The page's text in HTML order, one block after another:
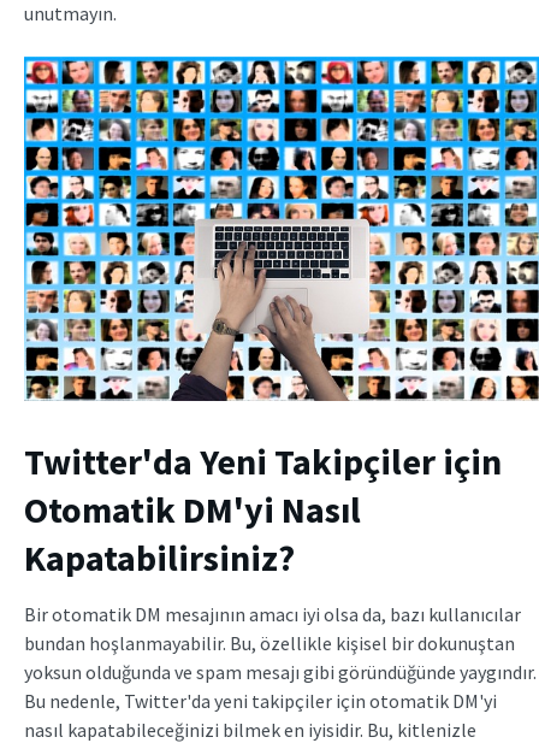
unutmayın.
Twitter'da Yeni Takipçiler için
Otomatik DM'yi Nasıl
Kapatabilirsiniz?
Bir otomatik DM mesajının amacı iyi olsa da, bazı kullanıcılar
bundan hoşlanmayabilir. Bu, özellikle kişisel bir dokunuştan
yoksun olduğunda ve spam mesajı gibi göründüğünde yaygındır.
Bu nedenle, Twitter'da yeni takipçiler için otomatik DM'yi
nasıl kapatabileceğinizi bilmek en iyisidir. Bu, kitlenizle